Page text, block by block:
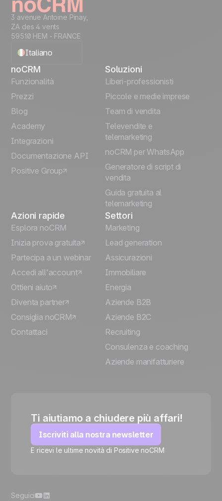
🍪
3 avenue Antoine Pinay,
ZA des 4 vents
59510 HEM - FRANCE
Italiano
English
Español
Português
Deutsch
noCRM
Funzionalità
Prezzi
Blog
Academy
Integrazioni
Documentazione API
Positive Group
Soluzioni
Liberi-professionisti
Piccole e medie imprese
Team di vendita
Televendite e
telemarketing
noCRM per WhatsApp
Generatore di script di
vendita
Guida gratuita al
telemarketing
Azioni rapide
Esplora noCRM
Inizia prova gratuita
Partecipa a un webinar
Accedi all'account
Ottieni aiuto
Diventa partner
Consiglia noCRM
Contattaci
Settori
Marketing
Lead generation
Assicurazioni
Immobiliare
Energia
Aziende B2B
Aziende B2C
Recruiting
Consulenza e coaching
Aziende manifatturiere
Ti aiutiamo a chiudere più affari!
Iscriviti alla nostra newsletter
E ricevi le ultime novità di Positive noCRM
Seguici